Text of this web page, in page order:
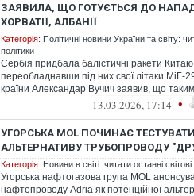
ЗАЯВИЛА, ЩО ГОТУЄТЬСЯ ДО
ХОРВАТІЇ, АЛБАНІЇ
Категорія: Політичні новини України та світу:
політики
Сербія придбала балістичні ракети
переобладнавши під них свої літаки МіГ-
країни Александар Вучич заявив, що
13.03.2026, 17:14 •
УГОРСЬКА MOL ПОЧИНАЄ ТЕСТУВАТИ
АЛЬТЕРНАТИВУ ТРУБОПРОВОДУ
Категорія: Новини в світі: читати останні
Угорська нафтогазова група MOL
нафтопроводу Adria як потенційної